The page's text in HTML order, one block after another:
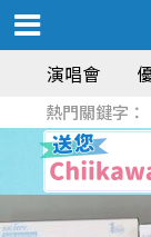
演唱會
熱門關鍵字：